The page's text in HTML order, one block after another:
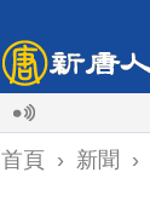
首頁 › 新聞 ›